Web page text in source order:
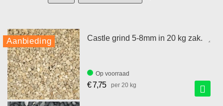
Aanbieding Castle grind 5-8mm in 20 kg zak.
Op voorraad
€ 7,75 per 20 kg